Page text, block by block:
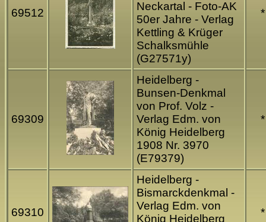
69512
Neckartal - Foto-AK
50er Jahre - Verlag
Kettling & Krüger
Schalksmühle
(G27571y)
*
69309
Heidelberg -
Bunsen-Denkmal
von Prof. Volz -
Verlag Edm. von
König Heidelberg
1908 Nr. 3970
(E79379)
*
69310
Heidelberg -
Bismarckdenkmal -
Verlag Edm. von
König Heidelberg
*